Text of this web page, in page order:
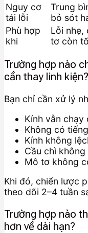
Nguy cơ
tái lỗi
Trung
bỏ sót
Phù hợp
khi
Lỗi nhẹ,
tơ còn
Trường hợp nào
cần thay linh kiện?
Bạn chỉ cần xử lý
Kính vẫn chạy
Không có
Kính không
Cầu chì
Mô tơ không
Khi đó, chiến lược
theo dõi 2–4 tuần
Trường hợp nào
hơn về dài hạn?